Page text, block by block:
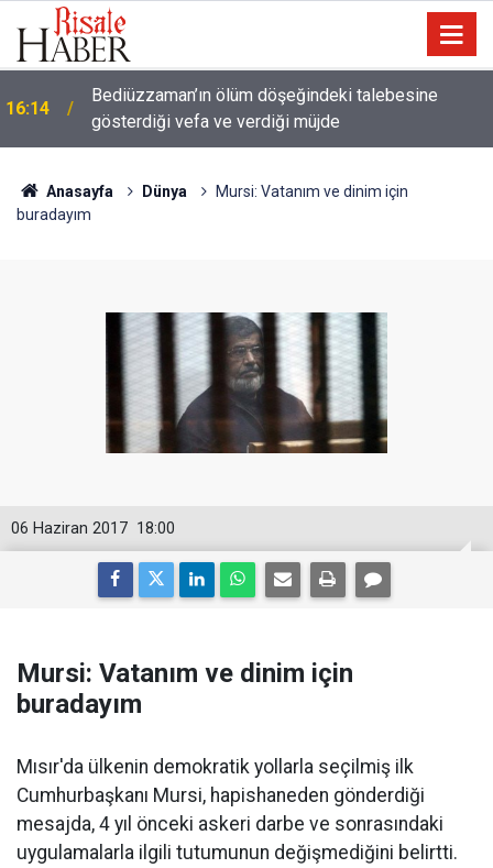
14:57
Meta'ya çocuk güvenliği davasında rekor ceza: 567
milyon dolar ödeyecek
Anasayfa Dünya
Mursi: Vatanım ve dinim için
buradayım
18:00
06 Haziran 2017
Mursi: Vatanım ve dinim için
buradayım
Mısır'da ülkenin demokratik yollarla seçilmiş ilk
Cumhurbaşkanı Mursi, hapishaneden gönderdiği
mesajda, 4 yıl önceki askeri darbe ve sonrasındaki
uygulamalarla ilgili tutumunun değişmediğini belirtti.